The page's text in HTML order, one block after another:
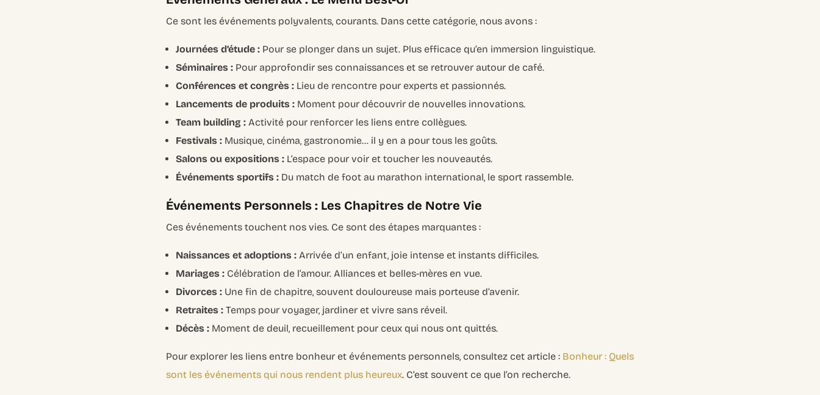
Ce sont les événements polyvalents, courants. Dans cette catégorie, nous avons :
Journées d’étude : Pour se plonger dans un sujet. Plus efficace qu’en immersion linguistique.
Séminaires : Pour approfondir ses connaissances et se retrouver autour de café.
Conférences et congrès : Lieu de rencontre pour experts et passionnés.
Lancements de produits : Moment pour découvrir de nouvelles innovations.
Team building : Activité pour renforcer les liens entre collègues.
Festivals : Musique, cinéma, gastronomie… il y en a pour tous les goûts.
Salons ou expositions : L’espace pour voir et toucher les nouveautés.
Événements sportifs : Du match de foot au marathon international, le sport rassemble.
Événements Personnels : Les Chapitres de Notre Vie
Ces événements touchent nos vies. Ce sont des étapes marquantes :
Naissances et adoptions : Arrivée d’un enfant, joie intense et instants difficiles.
Mariages : Célébration de l’amour. Alliances et belles-mères en vue.
Divorces : Une fin de chapitre, souvent douloureuse mais porteuse d’avenir.
Retraites : Temps pour voyager, jardiner et vivre sans réveil.
Décès : Moment de deuil, recueillement pour ceux qui nous ont quittés.
Pour explorer les liens entre bonheur et événements personnels, consultez cet article : Bonheur : Quels
sont les événements qui nous rendent plus heureux. C’est souvent ce que l’on recherche.